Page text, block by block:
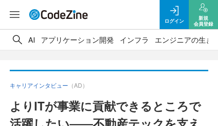
ログイン
新規
会員登録
AI アプリケーション開発 インフラ エンジニアの生き
キャリアインタビュー （AD）
よりITが事業に貢献できるところで